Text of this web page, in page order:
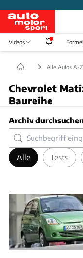
Videos
Alle Autos A-Z
Chevrolet
Baureihe
Archiv
Alle Tests